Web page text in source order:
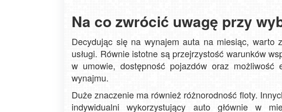
Na co zwrócić uwagę przy
Decydując się na wynajem auta na miesiąc, warto
usługi. Równie istotne są przejrzystość warunków
w umowie, dostępność pojazdów oraz możliwość
wynajmu.
Duże znaczenie ma również różnorodność floty.
indywidualni wykorzystujący auto głównie w